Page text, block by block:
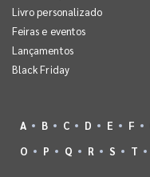
Livro personalizado
Feiras e eventos
Lançamentos
Black Friday
A B C D E F
O
P Q R S T